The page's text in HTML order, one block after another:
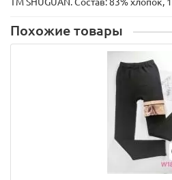
ТМ SHUGUAN. Состав: 83% хлопок,
Похожие товары